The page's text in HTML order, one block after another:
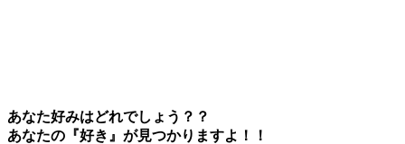
あなた好みはどれでしょう？？
あなたの『好き』が見つかりますよ！！